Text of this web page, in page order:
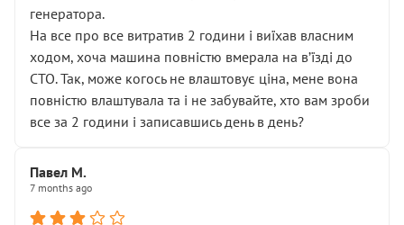
генератора.
На все про все витратив 2 години і виїхав власним
ходом, хоча машина повністю вмерала на вʼїзді до
СТО. Так, може когось не влаштовує ціна, мене вона
повністю влаштувала та і не забувайте, хто вам зроби
все за 2 години і записавшись день в день?
Павел М.
7 months ago